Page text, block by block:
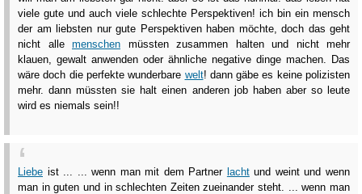
viele gute und auch viele schlechte Perspektiven! ich bin ein mensch
der am liebsten nur gute Perspektiven haben möchte, doch das geht
nicht alle menschen müssten zusammen halten und nicht mehr
klauen, gewalt anwenden oder ähnliche negative dinge machen. Das
wäre doch die perfekte wunderbare welt! dann gäbe es keine polizisten
mehr. dann müssten sie halt einen anderen job haben aber so leute
wird es niemals sein!!
Liebe ist ... ... wenn man mit dem Partner lachtund weint und wenn
man in guten und in schlechten Zeiten zueinander steht. ... wenn man